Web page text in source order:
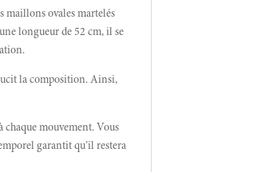
maillons ovales martelés
longueur de 52 cm, il se
la composition. Ainsi,
mouvement. Vous
garantit qu’il restera